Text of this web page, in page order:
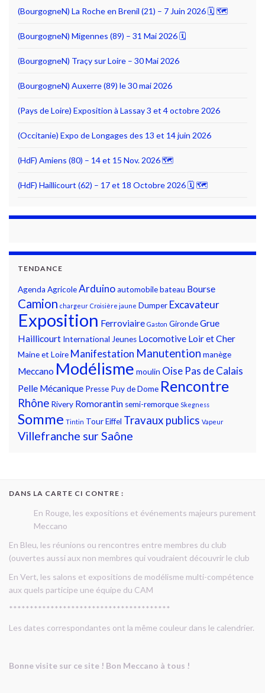
(BourgogneN) La Roche en Brenil (21) – 7 Juin 2026 🗓 🗺
(BourgogneN) Migennes (89) – 31 Mai 2026 🗓
(BourgogneN) Traçy sur Loire – 30 Mai 2026
(BourgogneN) Auxerre (89) le 30 mai 2026
(Pays de Loire) Exposition à Lassay 3 et 4 octobre 2026
(Occitanie) Expo de Longages des 13 et 14 juin 2026
(HdF) Amiens (80) – 14 et 15 Nov. 2026 🗺
(HdF) Haillicourt (62) – 17 et 18 Octobre 2026 🗓 🗺
TENDANCE
Agenda AgricoleArduinoautomobilebateau Bourse
Camion chargeur Croisière jaune Dumper Excavateur
Exposition Ferroviaire Gaston GirondeGrue
Haillicourt International Jeunes Locomotive Loir et Cher
Maine et Loire Manifestation Manutention manège
Meccano Modélisme moulin Oise Pas de Calais
Pelle Mécanique Presse Puy de Dome Rencontre
Rhône Rivery Romorantin semi-remorque Skegness
Somme Tintin Tour Eiffel Travaux publics Vapeur
Villefranche sur Saône
DANS LA CARTE CI CONTRE :
En Rouge, les expositions et événements majeurs purement
Meccano
En Bleu, les réunions ou rencontres entre membres du club
(ouvertes aussi aux non membres qui voudraient découvrir le club
En Vert, les salons et expositions de modélisme multi-compétence
aux quels participe une équipe du CAM
***************************************
Les dates correspondantes ont la même couleur dans le calendrier.
Bonne visite sur ce site ! Bon Meccano à tous !